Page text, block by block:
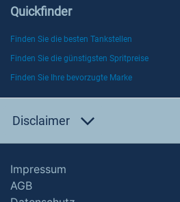
Quickfinder
Finden Sie die besten Tankstellen
Finden Sie die günstigsten Spritpreise
Finden Sie Ihre bevorzugte Marke
Disclaimer
Impressum
AGB